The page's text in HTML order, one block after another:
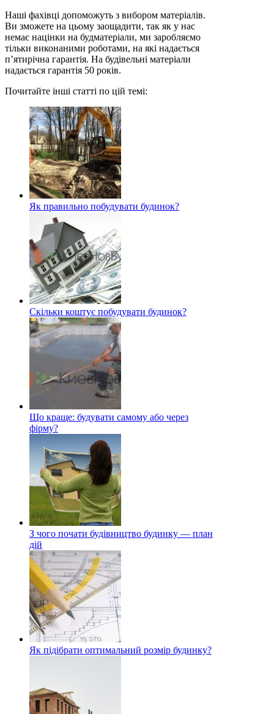
Наші фахівці допоможуть з вибором матеріалів.
Ви зможете на цьому заощадити, так як у нас
немає націнки на будматеріали, ми заробляємо
тільки виконаними роботами, на які надається
п’ятирічна гарантія. На будівельні матеріали
надається гарантія 50 років.
Почитайте інші статті по цій темі:
Як правильно побудувати будинок?
Скільки коштує побудувати будинок?
Що краще: будувати самому або через
фірму?
З чого почати будівництво будинку — план
дій
Як підібрати оптимальний розмір будинку?